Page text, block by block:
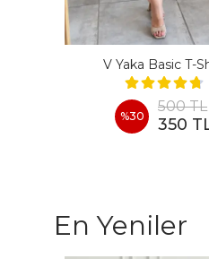
V Yaka Basic T-
%30
500 TL
350
En Yeniler